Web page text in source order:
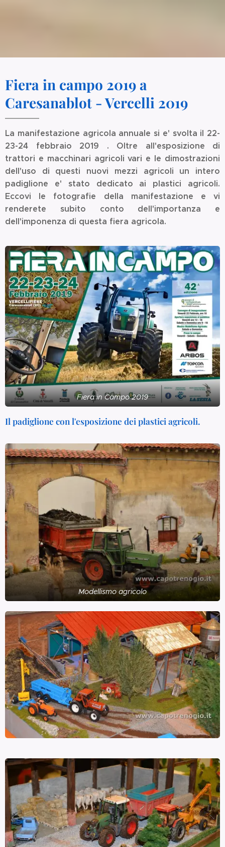
Fiera in campo 2019 a
Caresanablot - Vercelli 2019
La manifestazione agricola annuale si e' svolta il 22-
23-24 febbraio 2019 . Oltre all'esposizione di
trattori e macchinari agricoli vari e le dimostrazioni
dell'uso di questi nuovi mezzi agricoli un intero
padiglione e' stato dedicato ai plastici agricoli.
Eccovi le fotografie della manifestazione e vi
renderete subito conto dell'importanza e
dell'imponenza di questa fiera agricola.
Fiera in Campo 2019
Il padiglione con l'esposizione dei plastici agricoli.
Modellismo agricolo